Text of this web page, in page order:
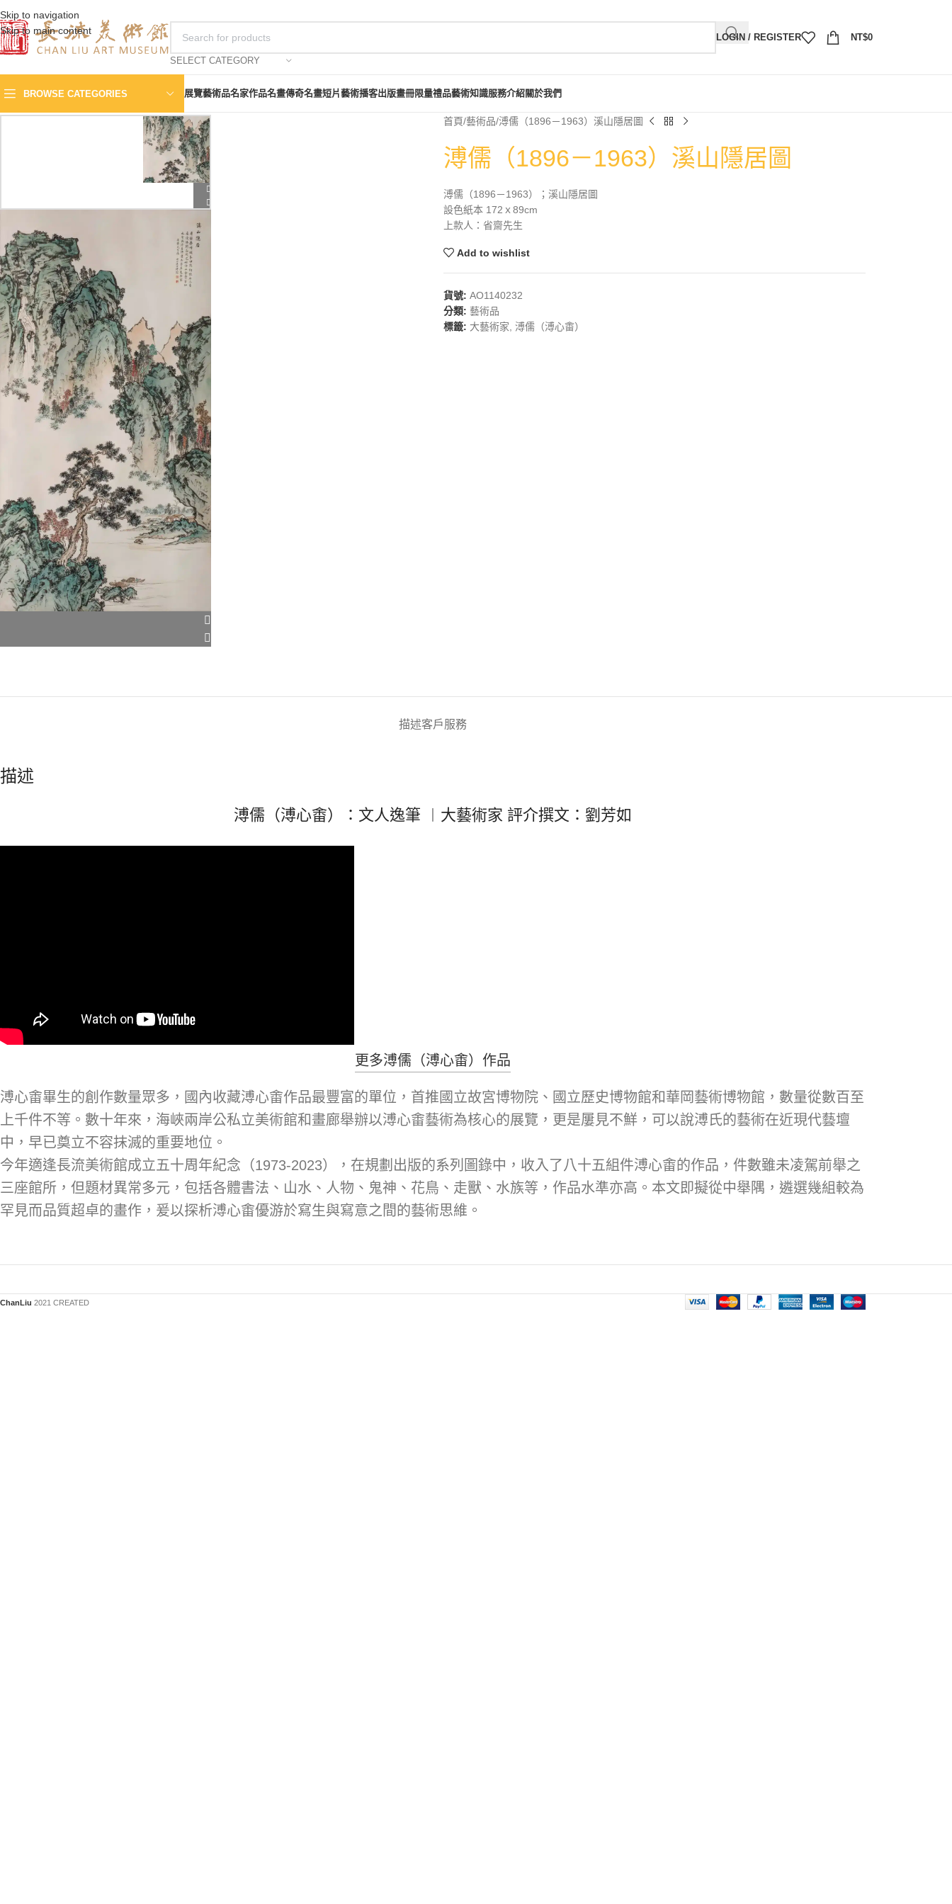
Skip to navigation
Skip to main content
SELECT CATEGORY
LOGIN / REGISTER NT$0
BROWSE CATEGORIES 展覽藝術品名家作品名畫傳奇名畫短片藝術播客出版畫冊限量禮品藝術知識服務介紹關於我們
首頁 藝術品 溥儒（1896－1963）溪山隱居圖
溥儒（1896－1963）溪山隱居圖
溥儒（1896－1963）；溪山隱居圖
設色紙本 172ｘ89cm
上款人：省齋先生
Add to wishlist
貨號: AO1140232
分類: 藝術品
標籤: 大藝術家 溥儒（溥心畬）
描述客戶服務
描述
溥儒（溥心畬）：文人逸筆 ︱大藝術家 評介撰文：劉芳如
更多溥儒（溥心畬）作品
溥心畬畢生的創作數量眾多，國內收藏溥心畬作品最豐富的單位，首推國立故宮博物院、國立歷史博物館和華岡藝術博物館，數量從數百至
上千件不等。數十年來，海峽兩岸公私立美術館和畫廊舉辦以溥心畬藝術為核心的展覽，更是屢見不鮮，可以說溥氏的藝術在近現代藝壇
中，早已奠立不容抹滅的重要地位。
今年適逢長流美術館成立五十周年紀念（1973-2023），在規劃出版的系列圖錄中，收入了八十五組件溥心畬的作品，件數雖未凌駕前舉之
三座館所，但題材異常多元，包括各體書法、山水、人物、鬼神、花鳥、走獸、水族等，作品水準亦高。本文即擬從中舉隅，遴選幾組較為
罕見而品質超卓的畫作，爰以探析溥心畬優游於寫生與寫意之間的藝術思維。
ChanLiu 2021 CREATED